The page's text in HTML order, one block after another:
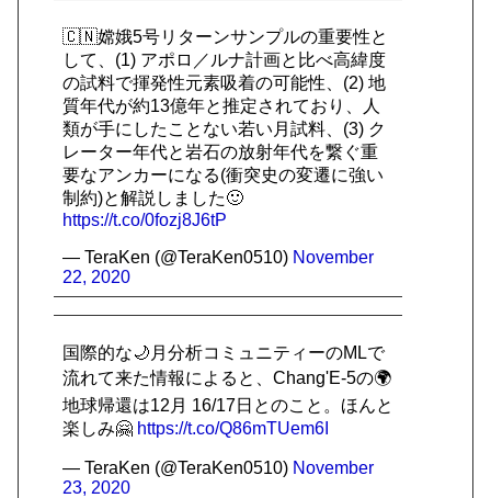
🇨🇳嫦娥5号リターンサンプルの重要性と
して、(1) アポロ／ルナ計画と比べ高緯度
の試料で揮発性元素吸着の可能性、(2) 地
質年代が約13億年と推定されており、人
類が手にしたことない若い月試料、(3) ク
レーター年代と岩石の放射年代を繋ぐ重
要なアンカーになる(衝突史の変遷に強い
制約)と解説しました🙂
https://t.co/0fozj8J6tP
— TeraKen (@TeraKen0510) November
22, 2020
国際的な🌙月分析コミュニティーのMLで
流れて来た情報によると、Chang'E-5の🌍
地球帰還は12月 16/17日とのこと。ほんと
楽しみ🤗 https://t.co/Q86mTUem6I
— TeraKen (@TeraKen0510) November
23, 2020